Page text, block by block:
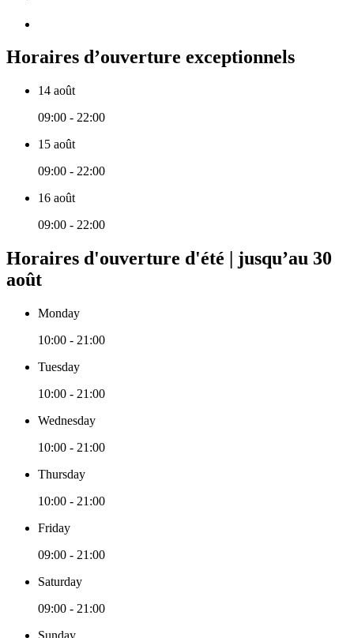
Horaires d’ouverture exceptionnels
14 août
09:00 - 22:00
15 août
09:00 - 22:00
16 août
09:00 - 22:00
Horaires d'ouverture d'été | jusqu’au 30
août
Monday
10:00 - 21:00
Tuesday
10:00 - 21:00
Wednesday
10:00 - 21:00
Thursday
10:00 - 21:00
Friday
09:00 - 21:00
Saturday
09:00 - 21:00